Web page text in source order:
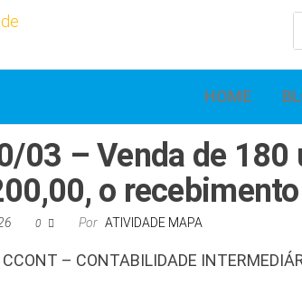
HOME
03 – Venda de 180
o
0 Por ATIVIDADE MAPA
– CONTABILIDADE